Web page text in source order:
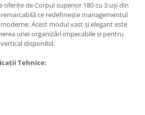
oferite de Corpul superior 180 cu 3 uși din
ce redefinește managementul
Acest modul vast și elegant este
unei organizări impecabile și pentru
disponibil.
Tehnice: